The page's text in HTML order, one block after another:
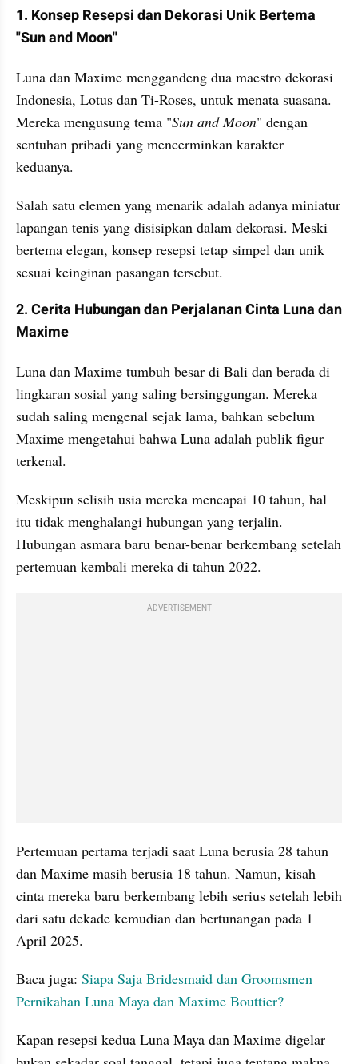
1. Konsep Resepsi dan Dekorasi Unik Bertema
"Sun and Moon"
Luna dan Maxime menggandeng dua maestro dekorasi
Indonesia, Lotus dan Ti-Roses, untuk menata suasana.
Mereka mengusung tema "Sun and Moon" dengan
sentuhan pribadi yang mencerminkan karakter
keduanya.
Salah satu elemen yang menarik adalah adanya miniatur
lapangan tenis yang disisipkan dalam dekorasi. Meski
bertema elegan, konsep resepsi tetap simpel dan unik
sesuai keinginan pasangan tersebut.
2. Cerita Hubungan dan Perjalanan Cinta Luna dan
Maxime
Luna dan Maxime tumbuh besar di Bali dan berada di
lingkaran sosial yang saling bersinggungan. Mereka
sudah saling mengenal sejak lama, bahkan sebelum
Maxime mengetahui bahwa Luna adalah publik figur
terkenal.
Meskipun selisih usia mereka mencapai 10 tahun, hal
itu tidak menghalangi hubungan yang terjalin.
Hubungan asmara baru benar-benar berkembang setelah
pertemuan kembali mereka di tahun 2022.
ADVERTISEMENT
Pertemuan pertama terjadi saat Luna berusia 28 tahun
dan Maxime masih berusia 18 tahun. Namun, kisah
cinta mereka baru berkembang lebih serius setelah lebih
dari satu dekade kemudian dan bertunangan pada 1
April 2025.
Baca juga: Siapa Saja Bridesmaid dan Groomsmen
Pernikahan Luna Maya dan Maxime Bouttier?
Kapan resepsi kedua Luna Maya dan Maxime digelar